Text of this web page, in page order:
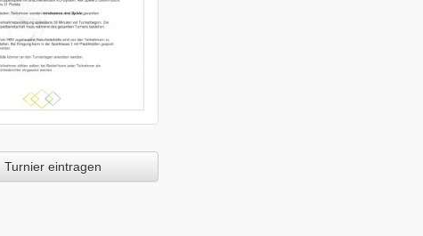
Turnier eintragen